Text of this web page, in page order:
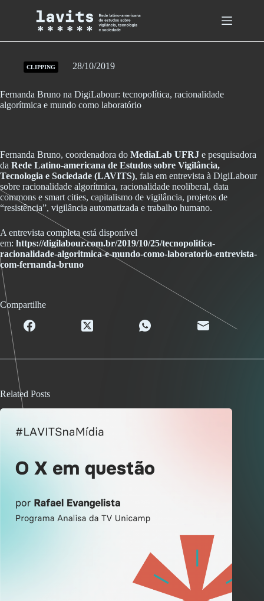
CLIPPING 28/10/2019
Fernanda Bruno na DigiLabour: tecnopolítica, racionalidade
algorítmica e mundo como laboratório
Fernanda Bruno, coordenadora do MediaLab UFRJ e pesquisadora
da Rede Latino-americana de Estudos sobre Vigilância,
Tecnologia e Sociedade (LAVITS), fala em entrevista à DigiLabour
sobre racionalidade algorítmica, racionalidade neoliberal, data
commons e smart cities, capitalismo de vigilância, projetos de
“resistência”, vigilância automatizada e trabalho humano.
A entrevista completa está disponível
em: https://digilabour.com.br/2019/10/25/tecnopolitica-
racionalidade-algoritmica-e-mundo-como-laboratorio-entrevista-
com-fernanda-bruno
Compartilhe
Related Posts